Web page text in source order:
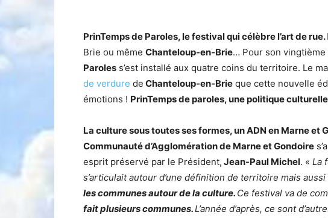
PrinTemps de Paroles, le festival qui célèbre l’art de rue.
Brie ou même Chanteloup-en-Brie… Pour son
Paroles s’est installé aux quatre coins du territoire. Le
de verdure de Chanteloup-en-Brie que cette nouvelle
émotions ! PrinTemps de paroles, une politique
La culture sous toutes ses formes, un ADN en Marne et
Communauté d’Agglomération de Marne et Gondoire
esprit préservé par le Président, Jean-Paul Michel. « La
s’articulait autour d’une définition de territoire mais aussi
les communes autour de la culture. Ce festival va de
fait plusieurs communes.L’année d’après, ce sont